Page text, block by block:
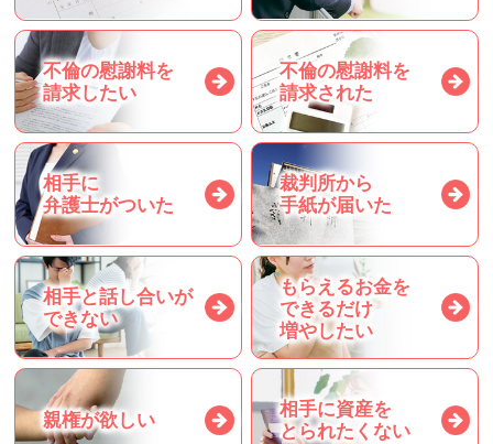
不倫の慰謝料を
請求したい
不倫の慰謝料を
請求された
相手に
弁護士がついた
裁判所から
手紙が届いた
相手と話し合いが
できない
もらえるお金を
できるだけ
増やしたい
親権が欲しい
相手に資産を
とられたくない